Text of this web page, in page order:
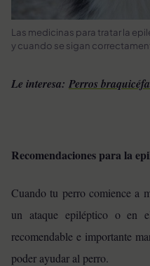
Las medicinas para tratar la
y cuando se sigan
Le interesa: Perros
Recomendaciones para la
Cuando tu perro comience a
un ataque epiléptico o en
recomendable e importante
poder ayudar al perro.